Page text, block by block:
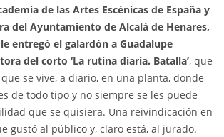
de las Artes Escénicas de España y
del Ayuntamiento de Alcalá de Henares,
entregó el galardón a Guadalupe
del corto ‘La rutina diaria. Batalla’, que
se vive, a diario, en una planta, donde
de todo tipo y no siempre se les puede
que se quisiera. Una reivindicación en
gustó al público y, claro está, al jurado.